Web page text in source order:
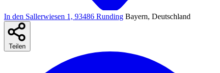
In den Sallerwiesen 1, 93486 Runding Bayern, Deutschland
Teilen